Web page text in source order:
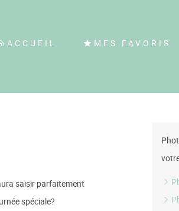
ACCUEIL MES FAVORIS
saisir parfaitement
spéciale?